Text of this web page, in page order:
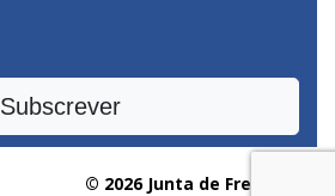
Subscrever
© 2026 Junta de Freguesia